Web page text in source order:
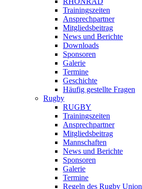
Trainingszeiten
Ansprechpartner
Mitgliedsbeitrag
News und Berichte
Downloads
Sponsoren
Galerie
Termine
Geschichte
Häufig gestellte Fragen
Rugby
RUGBY
Trainingszeiten
Ansprechpartner
Mitgliedsbeitrag
Mannschaften
News und Berichte
Sponsoren
Galerie
Termine
Regeln des Rugby Union